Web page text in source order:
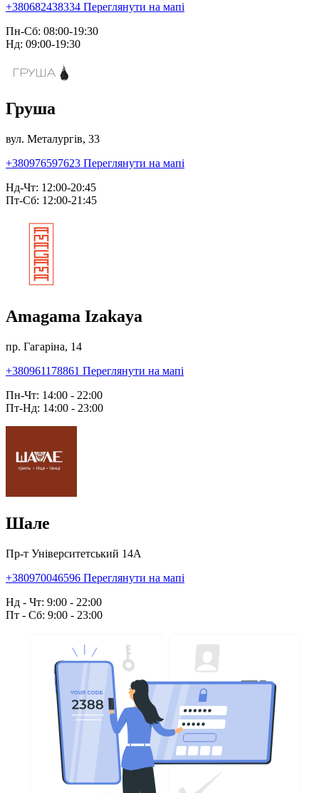
+380682438334 Переглянути на мапі
Пн-Сб: 08:00-19:30
Нд: 09:00-19:30
Груша
вул. Металургів, 33
+380976597623 Переглянути на мапі
Нд-Чт: 12:00-20:45
Пт-Сб: 12:00-21:45
Amagama Izakaya
пр. Гагаріна, 14
+380961178861 Переглянути на мапі
Пн-Чт: 14:00 - 22:00
Пт-Нд: 14:00 - 23:00
Шале
Пр-т Університетський 14А
+380970046596 Переглянути на мапі
Нд - Чт: 9:00 - 22:00
Пт - Сб: 9:00 - 23:00